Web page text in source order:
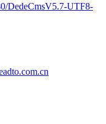
DedeCmsV5.7-UTF8-